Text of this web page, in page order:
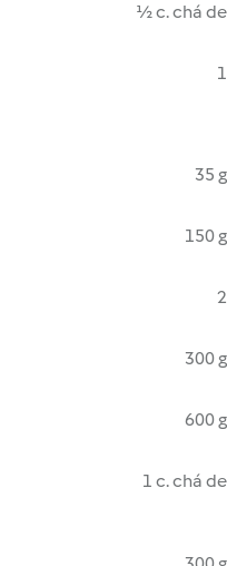
½ c. chá de
1
35 g
150 g
2
300 g
600 g
1 c. chá de